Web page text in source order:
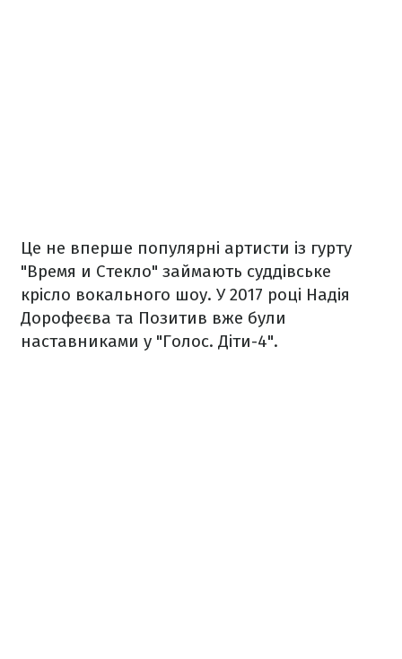
Це не вперше популярні артисти із гурту
"Время и Стекло" займають суддівське
крісло вокального шоу. У 2017 році Надія
Дорофеєва та Позитив вже були
наставниками у "Голос. Діти-4".